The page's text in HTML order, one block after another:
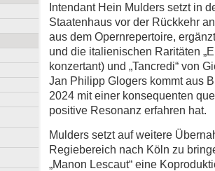
Intendant Hein Mulders setzt in
Staatenhaus vor der Rückkehr
aus dem Opernrepertoire,
und die italienischen Raritäten
konzertant) und „Tancredi“ von
Jan Philipp Glogers kommt aus
2024 mit einer konsequenten
positive Resonanz erfahren hat.
Mulders setzt auf weitere
Regiebereich nach Köln zu
„Manon Lescaut“ eine